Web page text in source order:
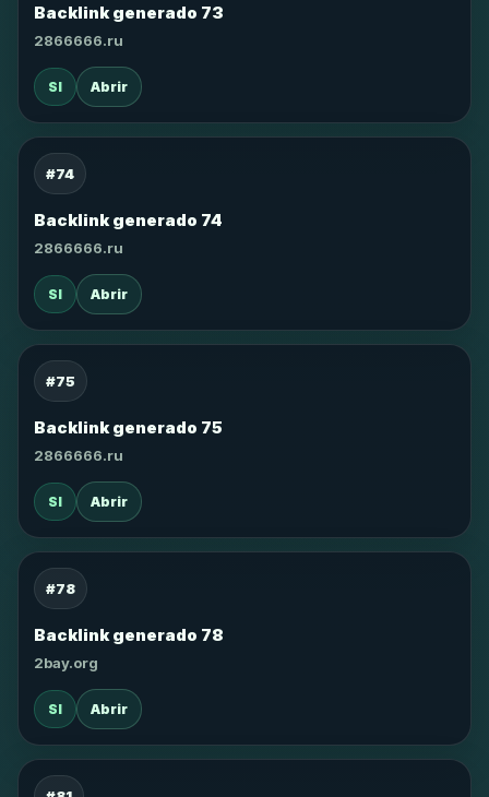
Backlink generado 73
2866666.ru
SI Abrir
#74
Backlink generado 74
2866666.ru
SI Abrir
#75
Backlink generado 75
2866666.ru
SI Abrir
#78
Backlink generado 78
2bay.org
SI Abrir